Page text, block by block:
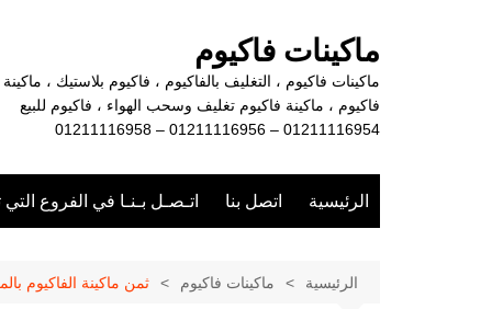
ماكينات فاكيوم
ماكينات فاكيوم ، التغليف بالفاكيوم ، فاكيوم بلاستيك ، ماكينة
فاكيوم ، ماكينة فاكيوم تغليف وسحب الهواء ، فاكيوم للبيع
01211116954 – 01211116956 – 01211116958
الرئيسية اتصل بنا اتـصـل بـنـا في الفروع
الرئيسية ماكينات فاكيوم ثمن ماكينة الفاكيوم